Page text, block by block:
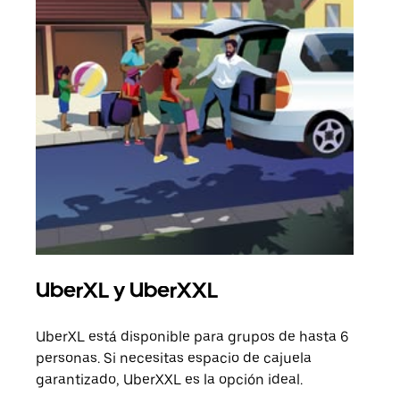
UberXL y UberXXL
UberXL está disponible para grupos de hasta 6
personas. Si necesitas espacio de cajuela
garantizado, UberXXL es la opción ideal.